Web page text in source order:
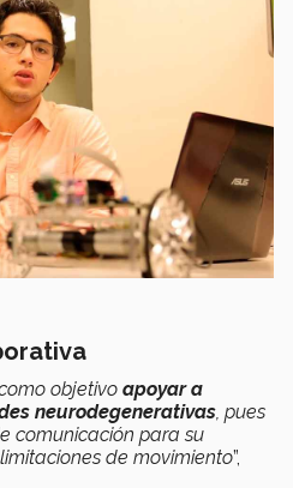
objetivo apoyar a
neurodegenerativas, pues
comunicación para su
de movimiento”,